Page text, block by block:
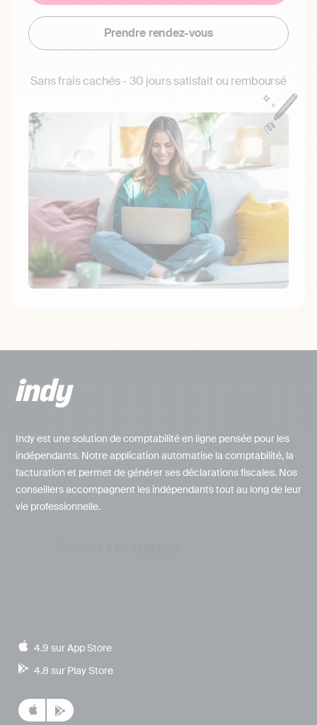
Prendre rendez-vous
Sans frais cachés - 30 jours satisfait ou remboursé
Indy est une solution de comptabilité en ligne pensée pour les
indépendants. Notre application automatise la comptabilité, la
facturation et permet de générer ses déclarations fiscales. Nos
conseillers accompagnent les indépendants tout au long de leur
vie professionnelle.
4.9 sur App Store
4.8 sur Play Store